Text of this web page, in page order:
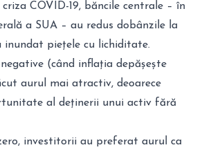
COVID-19, băncile centrale – în
a SUA – au redus dobânzile la
inundat piețele cu lichiditate.
(când inflația depășește
aurul mai atractiv, deoarece
al deținerii unui activ fără
investitorii au preferat aurul ca